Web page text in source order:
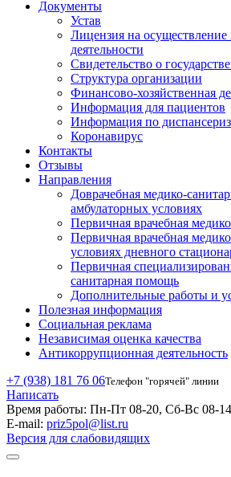
Документы
Устав
Лицензия на
деятельности
Свидетельство о
Структура организации
Финансово-хозяйственная
Информация для пациентов
Информация по
Коронавирус
Контакты
Отзывы
Направления
Доврачебная медико-
амбулаторных условиях
Первичная врачебная
Первичная врачебная
условиях дневного
Первичная
санитарная помощь
Дополнительные работы и
Полезная информация
Социальная реклама
Независимая оценка качества
Антикоррупционная деятельность
+7 (938) 181 76 06Телефон "горячей" линии
Написать
Время работы: Пн-Пт 08-20, Сб-Вс 08-14
E-mail: priz5pol@list.ru
Версия для слабовидящих